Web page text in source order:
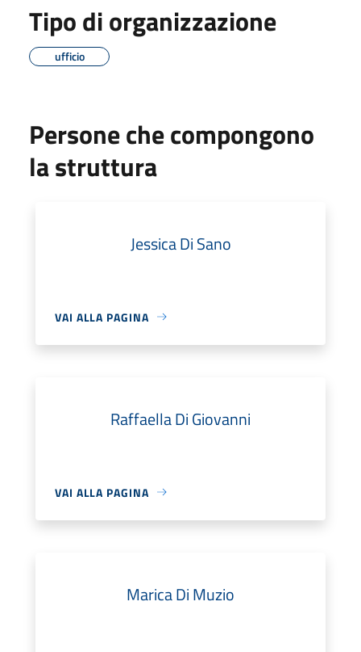
Tipo di organizzazione
ufficio
Persone che compongono
la struttura
Jessica Di Sano
VAI ALLA PAGINA
Raffaella Di Giovanni
VAI ALLA PAGINA
Marica Di Muzio